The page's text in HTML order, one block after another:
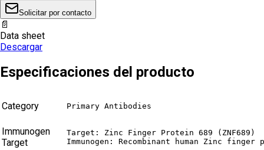
Solicitar por contacto
📄
Data sheet
Descargar
Especificaciones del producto
Category Primary Antibodies
Immunogen
Target
Target: Zinc Finger Protein 689 (ZNF689)
Immunogen: Recombinant human Zinc